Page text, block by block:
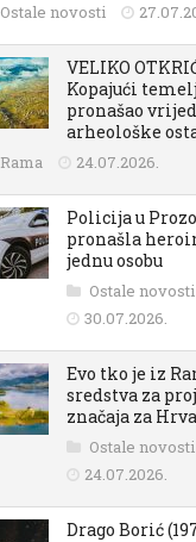
Ostale novosti
VELIKO
Kopajući
pronašao
arheološke
Rama 24.07.2026.
Policija u
pronašla
jednu osobu
Ostale novosti
30.07.2026.
Evo tko je iz
sredstva za
značaja za
Ostale novosti
24.07.2026.
Drago Borić